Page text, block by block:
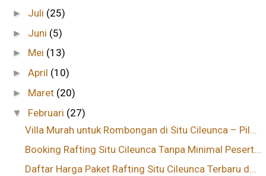
► Juli (25)
► Juni (5)
► Mei (13)
►April (10)
► Maret (20)
▼ Februari (27)
Villa Murah untuk Rombongan di Situ Cileunca – Pil...
Booking Rafting Situ Cileunca Tanpa Minimal Pesert...
Daftar Harga Paket Rafting Situ Cileunca Terbaru d...